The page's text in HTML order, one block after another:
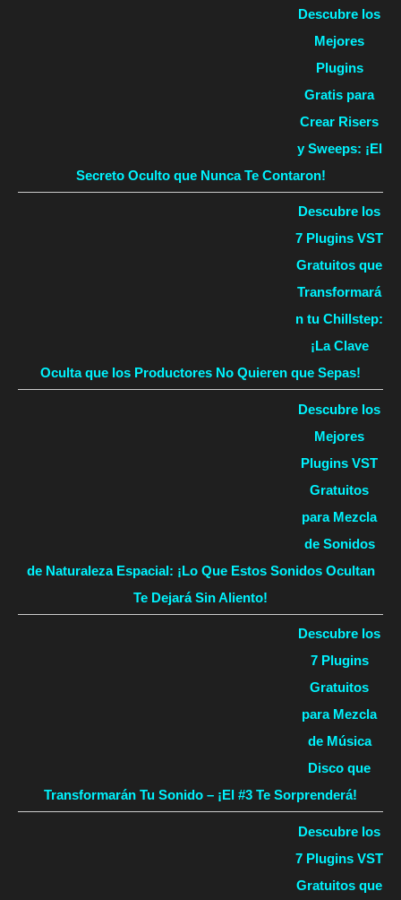
Descubre los
Mejores
Plugins
Gratis para
Crear Risers
y Sweeps: ¡El
Secreto Oculto que Nunca Te Contaron!
Descubre los
7 Plugins VST
Gratuitos que
Transformará
n tu Chillstep:
¡La Clave
Oculta que los Productores No Quieren que Sepas!
Descubre los
Mejores
Plugins VST
Gratuitos
para Mezcla
de Sonidos
de Naturaleza Espacial: ¡Lo Que Estos Sonidos Ocultan
Te Dejará Sin Aliento!
Descubre los
7 Plugins
Gratuitos
para Mezcla
de Música
Disco que
Transformarán Tu Sonido – ¡El #3 Te Sorprenderá!
Descubre los
7 Plugins VST
Gratuitos que